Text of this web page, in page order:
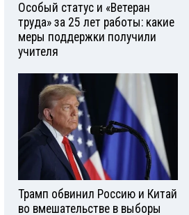
Особый статус и «Ветеран
труда» за 25 лет работы: какие
меры поддержки получили
учителя
Трамп обвинил Россию и Китай
во вмешательстве в выборы